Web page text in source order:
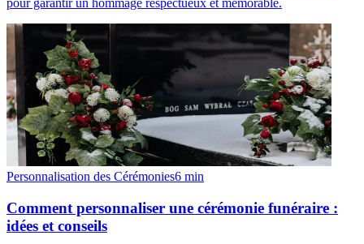
pour garantir un hommage respectueux et mémorable.
Personnalisation des Cérémonies6 min
Comment personnaliser une cérémonie funéraire :
idées et conseils